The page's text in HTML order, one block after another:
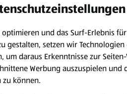
optimieren und das Surf-Erlebnis
gestalten, setzen wir
um daraus Erkenntnisse zur
Werbung auszuspielen und
zu können.